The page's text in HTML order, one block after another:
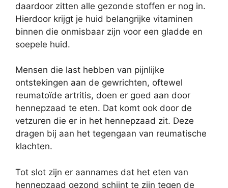
daardoor zitten alle gezonde stoffen er nog in.
Hierdoor krijgt je huid belangrijke vitaminen
binnen die onmisbaar zijn voor een gladde en
soepele huid.
Mensen die last hebben van pijnlijke
ontstekingen aan de gewrichten, oftewel
reumatoïde artritis, doen er goed aan door
hennepzaad te eten. Dat komt ook door de
vetzuren die er in het hennepzaad zit. Deze
dragen bij aan het tegengaan van reumatische
klachten.
Tot slot zijn er aannames dat het eten van
hennepzaad gezond schijnt te zijn tegen de